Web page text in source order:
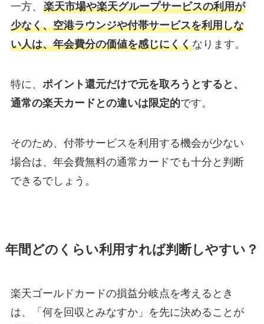
一方、 楽天市場や楽天グループサービスの利用が
少なく、空港ラウンジや付帯サービスを利用しな
い人は、年会費分の価値を感じにくくなります。
特に、 ポイント還元だけで元を取ろうとすると、
通常の楽天カードとの違いは限定的です。
そのため、付帯サービスを利用する機会が少ない
場合は、年会費無料の通常カードでも十分と判断
できるでしょう。
年間どのくらい利用すれば判断しやすい？
楽天ゴールドカードの損益分岐点を考えるとき
は、「何を回収とみなすか」を先に決めることが